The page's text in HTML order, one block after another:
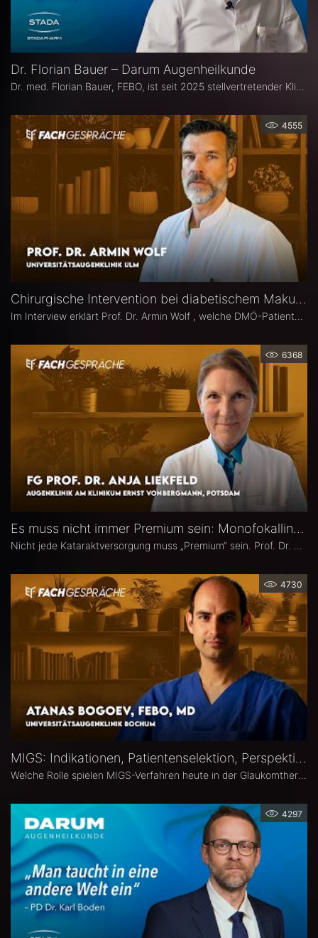
Dr. Florian Bauer – Darum Augenheilkunde
4555
Chirurgische Intervention bei diabetischem Makulaödem – Prof. Dr. Armin Wolf
6368
Es muss nicht immer Premium sein: Monofokallinsen – Prof. Dr. Anja Liekfeld
4730
MIGS: Indikationen, Patientenselektion, Perspektiven – Atanas Bogoev, FEBO, MD
4297